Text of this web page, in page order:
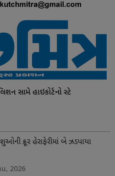
સામે હાઇકોર્ટનો સ્ટે
ક્રૂર હેરાફેરીમાં બે ઝડપાયા
2026